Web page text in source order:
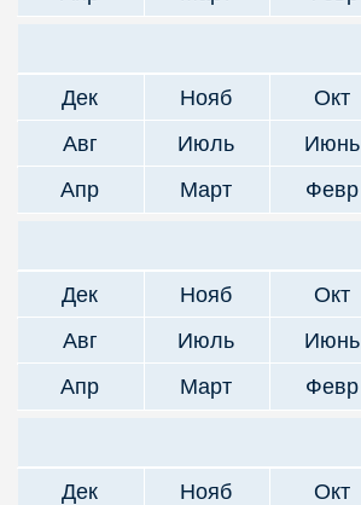
Дек
Нояб Окт
Авг
Июль Июнь
Апр
Март Февр
Дек
Нояб Окт
Авг
Июль Июнь
Апр
Март Февр
Дек
Нояб Окт